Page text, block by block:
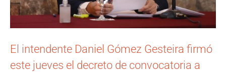
El intendente Daniel Gómez Gesteira firmó
este jueves el decreto de convocatoria a